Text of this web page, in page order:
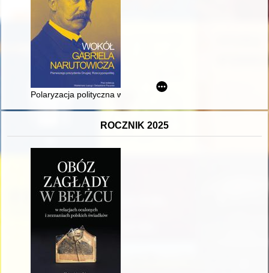
Polaryzacja polityczna w III Rzeczypospolitej : dyskurs
ROCZNIK 2025